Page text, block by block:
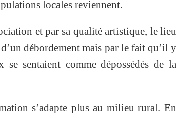
locales reviennent.
et par sa qualité artistique, le lieu
débordement mais par le fait qu’il y
sentaient comme dépossédés de la
s’adapte plus au milieu rural. En